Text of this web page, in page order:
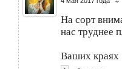
На сорт
нас труднее
Ваших краях